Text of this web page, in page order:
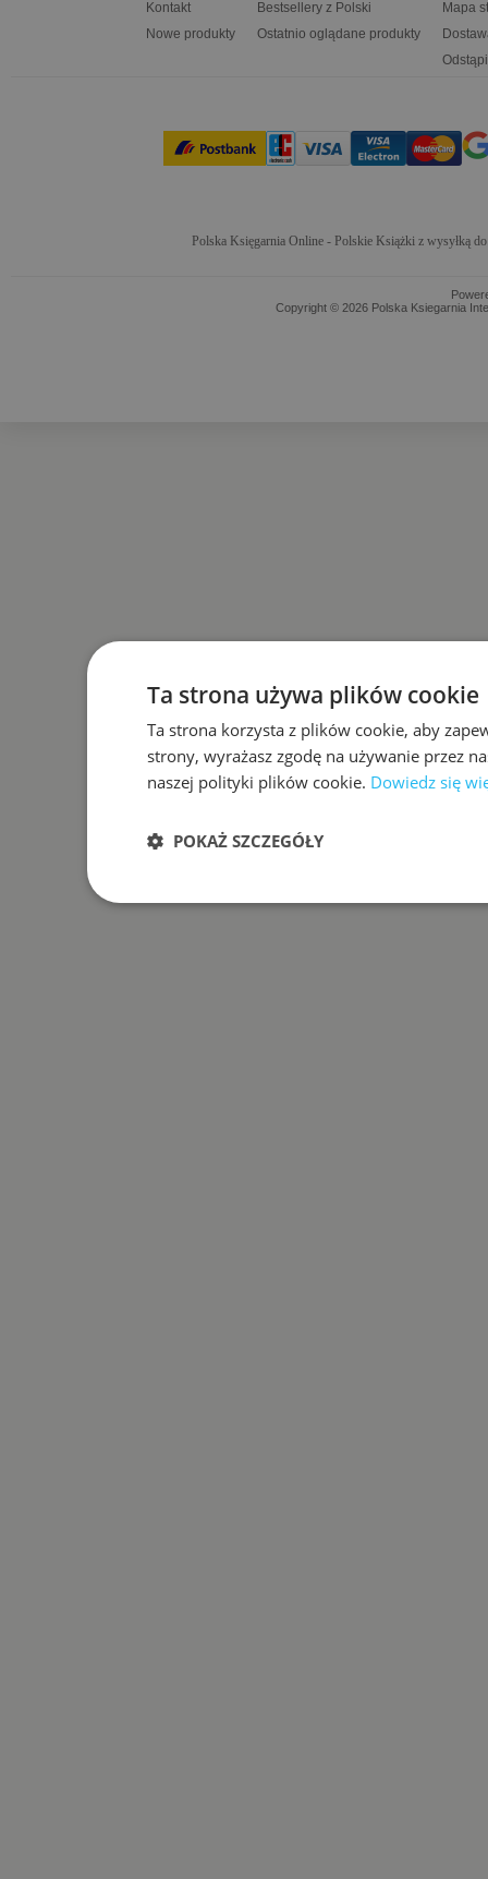
Kontakt
Nowe produkty
Bestsellery z Polski
Ostatnio oglądane produkty
Mapa
Polska Księgarnia Online - Polskie Książki z wysyłką
Copyright © 2026 Polska Ksiegarnia
Ta strona używa plików cookie
Ta strona korzysta z plików cookie, aby
strony, wyrażasz zgodę na używanie przez
naszej polityki plików cookie. Dowiedz się
POKAŻ SZCZEGÓŁY